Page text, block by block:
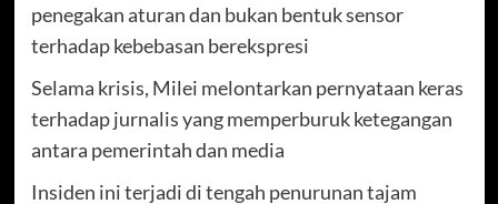
penegakan aturan dan bukan bentuk sensor
terhadap kebebasan berekspresi
Selama krisis, Milei melontarkan pernyataan keras
terhadap jurnalis yang memperburuk ketegangan
antara pemerintah dan media
Insiden ini terjadi di tengah penurunan tajam